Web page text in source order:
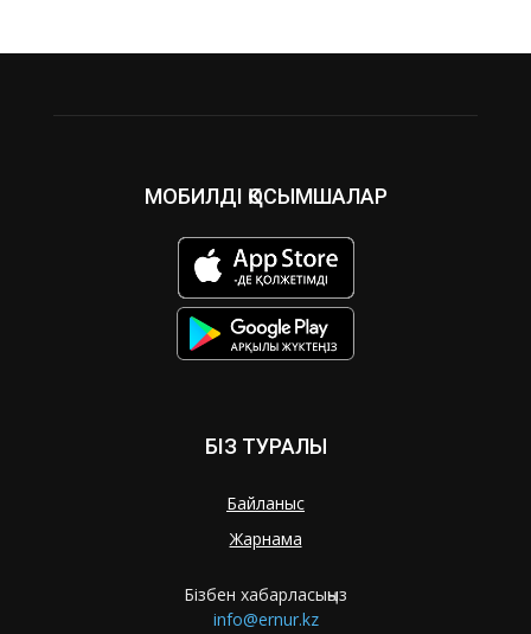
МОБИЛДІ ҚОСЫМШАЛАР
БІЗ ТУРАЛЫ
Байланыс
Жарнама
Бізбен хабарласыңыз
info@ernur.kz